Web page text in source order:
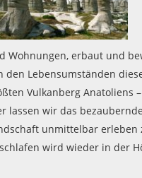
Wohnungen, erbaut und
den Lebensumständen
Vulkanberg Anatoliens
lassen wir das
unmittelbar
wird wieder in der